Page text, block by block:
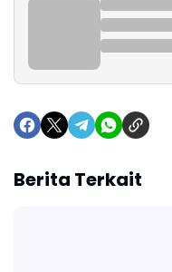
Berita Terkait